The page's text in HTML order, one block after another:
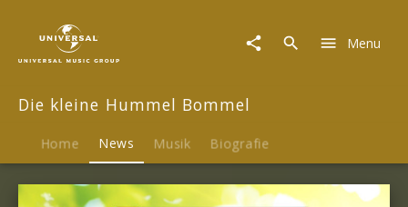
Bommel
News
Menu
Die kleine Hummel Bommel
Home News Musik Biografie